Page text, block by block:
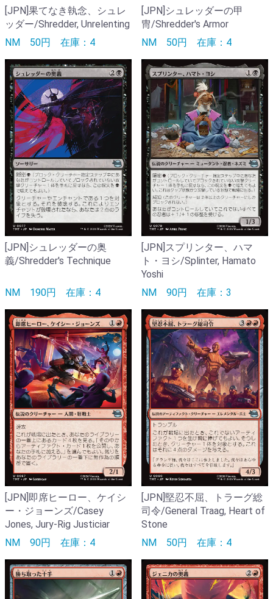
[JPN]果てなき執念、シュレ
ッダー/Shredder, Unrelenting
NM 50円 在庫：4
[JPN]シュレッダーの甲
冑/Shredder's Armor
NM 50円 在庫：4
[JPN]シュレッダーの奥
義/Shredder's Technique
NM 190円 在庫：4
[JPN]スプリンター、ハマ
ト・ヨシ/Splinter, Hamato
Yoshi
NM 90円 在庫：3
[JPN]即席ヒーロー、ケイシ
ー・ジョーンズ/Casey
Jones, Jury-Rig Justiciar
NM 90円 在庫：4
[JPN]堅忍不屈、トラーグ総
司令/General Traag, Heart of
Stone
NM 50円 在庫：4